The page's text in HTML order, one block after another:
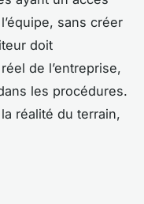
sans créer
doit
de l’entreprise,
les procédures.
réalité du terrain,